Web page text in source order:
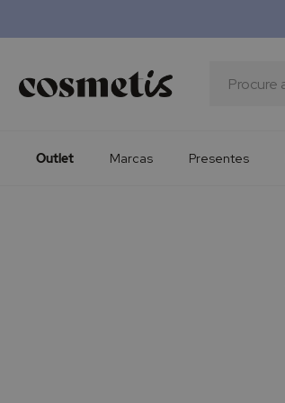
Procura
Presentes
Minoxicapil
Outlet Marcas Presentes